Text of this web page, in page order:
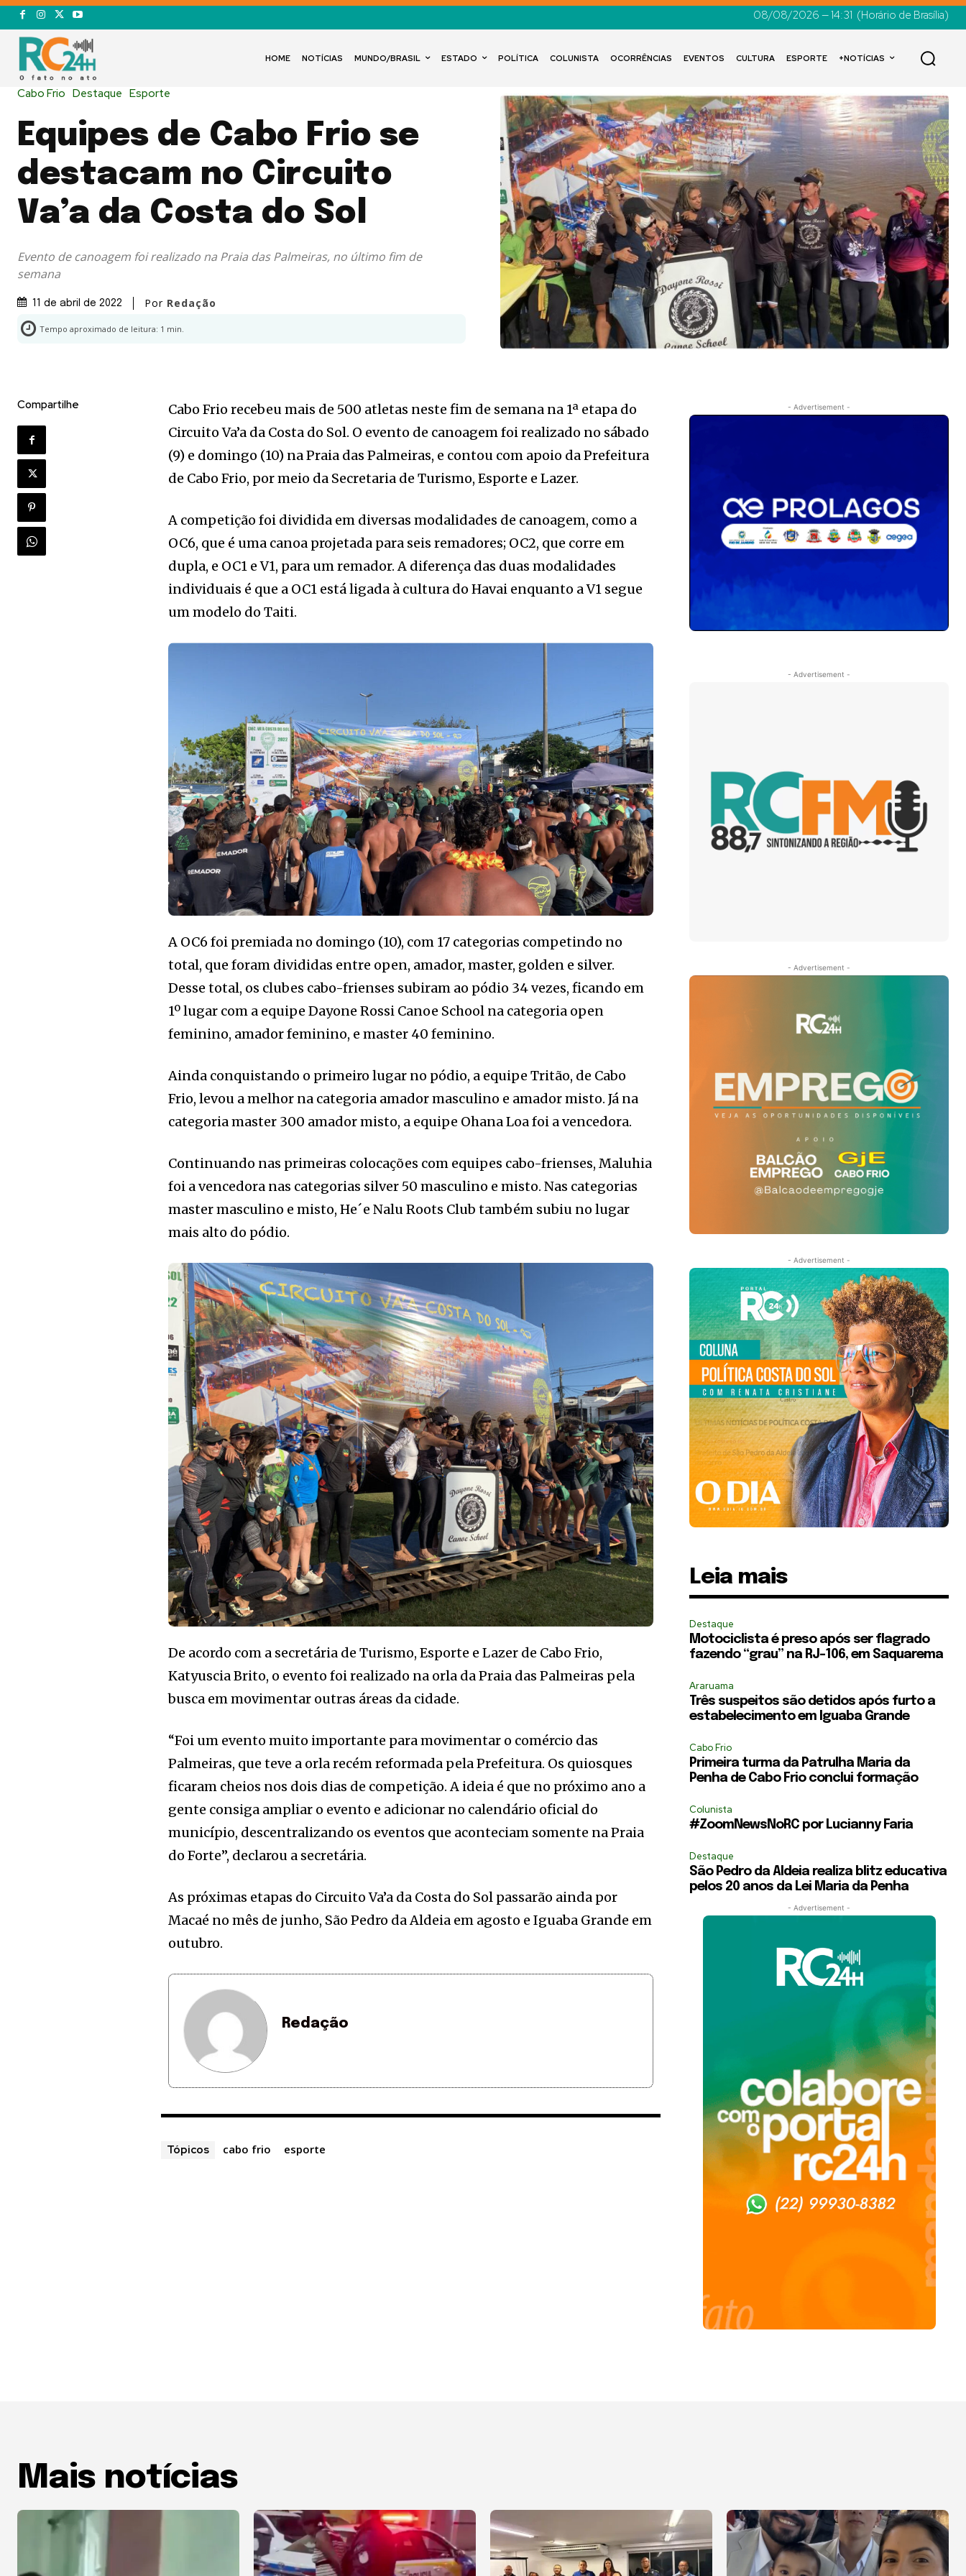
08/08/2026 — 14:31 (Horário de Brasília)
HOME NOTÍCIAS MUNDO/BRASIL ESTADO POLÍTICA COLUNISTA OCORRÊNCIAS EVENTOS CULTURA ESPORTE +NOTÍCIAS
Cabo Frio Destaque Esporte
Equipes de Cabo Frio se
destacam no Circuito
Va’a da Costa do Sol
Evento de canoagem foi realizado na Praia das Palmeiras, no último fim de
semana
11 de abril de 2022 Por Redação
Tempo aproximado de leitura: 1 min.
Compartilhe
Cabo Frio recebeu mais de 500 atletas neste fim de semana na 1ª etapa do
Circuito Va’a da Costa do Sol. O evento de canoagem foi realizado no sábado
(9) e domingo (10) na Praia das Palmeiras, e contou com apoio da Prefeitura
de Cabo Frio, por meio da Secretaria de Turismo, Esporte e Lazer.
A competição foi dividida em diversas modalidades de canoagem, como a
OC6, que é uma canoa projetada para seis remadores; OC2, que corre em
dupla, e OC1 e V1, para um remador. A diferença das duas modalidades
individuais é que a OC1 está ligada à cultura do Havai enquanto a V1 segue
um modelo do Taiti.
A OC6 foi premiada no domingo (10), com 17 categorias competindo no
total, que foram divididas entre open, amador, master, golden e silver.
Desse total, os clubes cabo-frienses subiram ao pódio 34 vezes, ficando em
1º lugar com a equipe Dayone Rossi Canoe School na categoria open
feminino, amador feminino, e master 40 feminino.
Ainda conquistando o primeiro lugar no pódio, a equipe Tritão, de Cabo
Frio, levou a melhor na categoria amador masculino e amador misto. Já na
categoria master 300 amador misto, a equipe Ohana Loa foi a vencedora.
Continuando nas primeiras colocações com equipes cabo-frienses, Maluhia
foi a vencedora nas categorias silver 50 masculino e misto. Nas categorias
master masculino e misto, He´e Nalu Roots Club também subiu no lugar
mais alto do pódio.
De acordo com a secretária de Turismo, Esporte e Lazer de Cabo Frio,
Katyuscia Brito, o evento foi realizado na orla da Praia das Palmeiras pela
busca em movimentar outras áreas da cidade.
“Foi um evento muito importante para movimentar o comércio das
Palmeiras, que teve a orla recém reformada pela Prefeitura. Os quiosques
ficaram cheios nos dois dias de competição. A ideia é que no próximo ano a
gente consiga ampliar o evento e adicionar no calendário oficial do
município, descentralizando os eventos que aconteciam somente na Praia
do Forte”, declarou a secretária.
As próximas etapas do Circuito Va’a da Costa do Sol passarão ainda por
Macaé no mês de junho, São Pedro da Aldeia em agosto e Iguaba Grande em
outubro.
Redação
Tópicos cabo frio esporte
- Advertisement -
- Advertisement -
- Advertisement -
- Advertisement -
Leia mais
Destaque
Motociclista é preso após ser flagrado
fazendo “grau” na RJ-106, em Saquarema
Araruama
Três suspeitos são detidos após furto a
estabelecimento em Iguaba Grande
Cabo Frio
Primeira turma da Patrulha Maria da
Penha de Cabo Frio conclui formação
Colunista
#ZoomNewsNoRC por Lucianny Faria
Destaque
São Pedro da Aldeia realiza blitz educativa
pelos 20 anos da Lei Maria da Penha
- Advertisement -
Mais notícias